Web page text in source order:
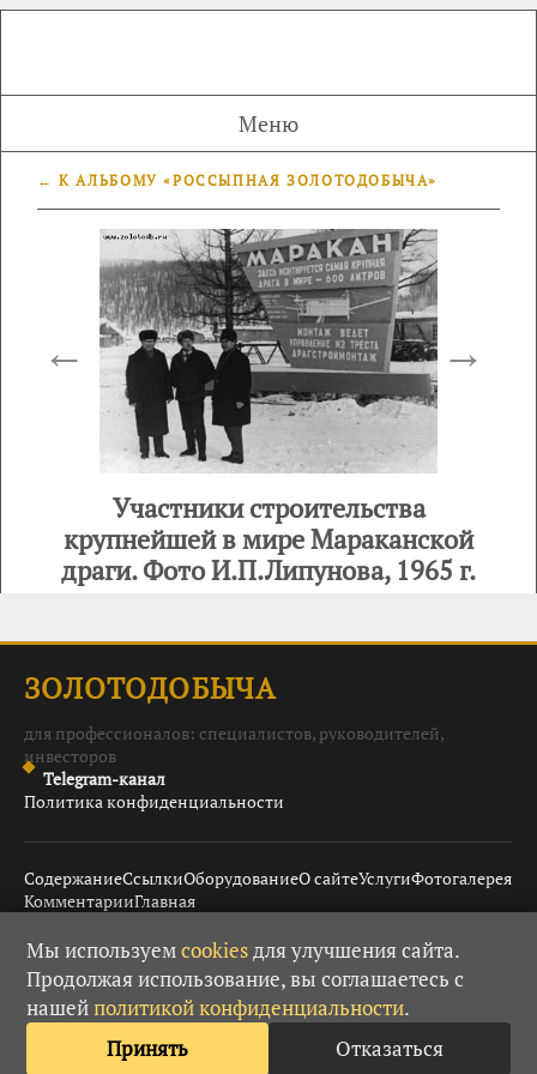
Меню
← К АЛЬБОМУ «РОССЫПНАЯ ЗОЛОТОДОБЫЧА»
← →
Участники строительства
крупнейшей в мире Мараканской
драги. Фото И.П.Липунова, 1965 г.
ЗОЛОТОДОБЫЧА
для профессионалов: специалистов, руководителей,
инвесторов
Telegram-канал
Политика конфиденциальности
СодержаниеСсылкиОборудованиеО сайтеУслугиФотогалерея
КомментарииГлавная
© 2008–2026 Золотодобыча · 18+ · При использовании
материалов гиперссылка обязательна.
Мы используемcookiesдля улучшения сайта.
Продолжая использование, вы соглашаетесь с
нашейполитикой конфиденциальности.
Принять
Отказаться